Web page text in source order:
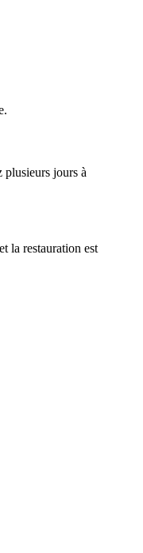
plusieurs jours à
la restauration est